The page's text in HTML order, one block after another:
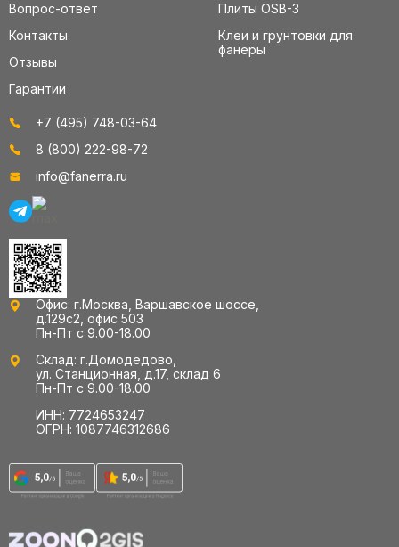
Вопрос-ответ
Контакты
Отзывы
Гарантии
Плиты OSB-3
Клеи и грунтовки для
фанеры
+7 (495) 748-03-64
8 (800) 222-98-72
info@fanerra.ru
Офис: г.Москва, Варшавское шоссе,
д.129с2, офис 503
Пн-Пт с 9.00-18.00
Склад: г.Домодедово,
ул. Станционная, д.17, склад 6
Пн-Пт с 9.00-18.00
ИНН: 7724653247
ОГРН: 1087746312686